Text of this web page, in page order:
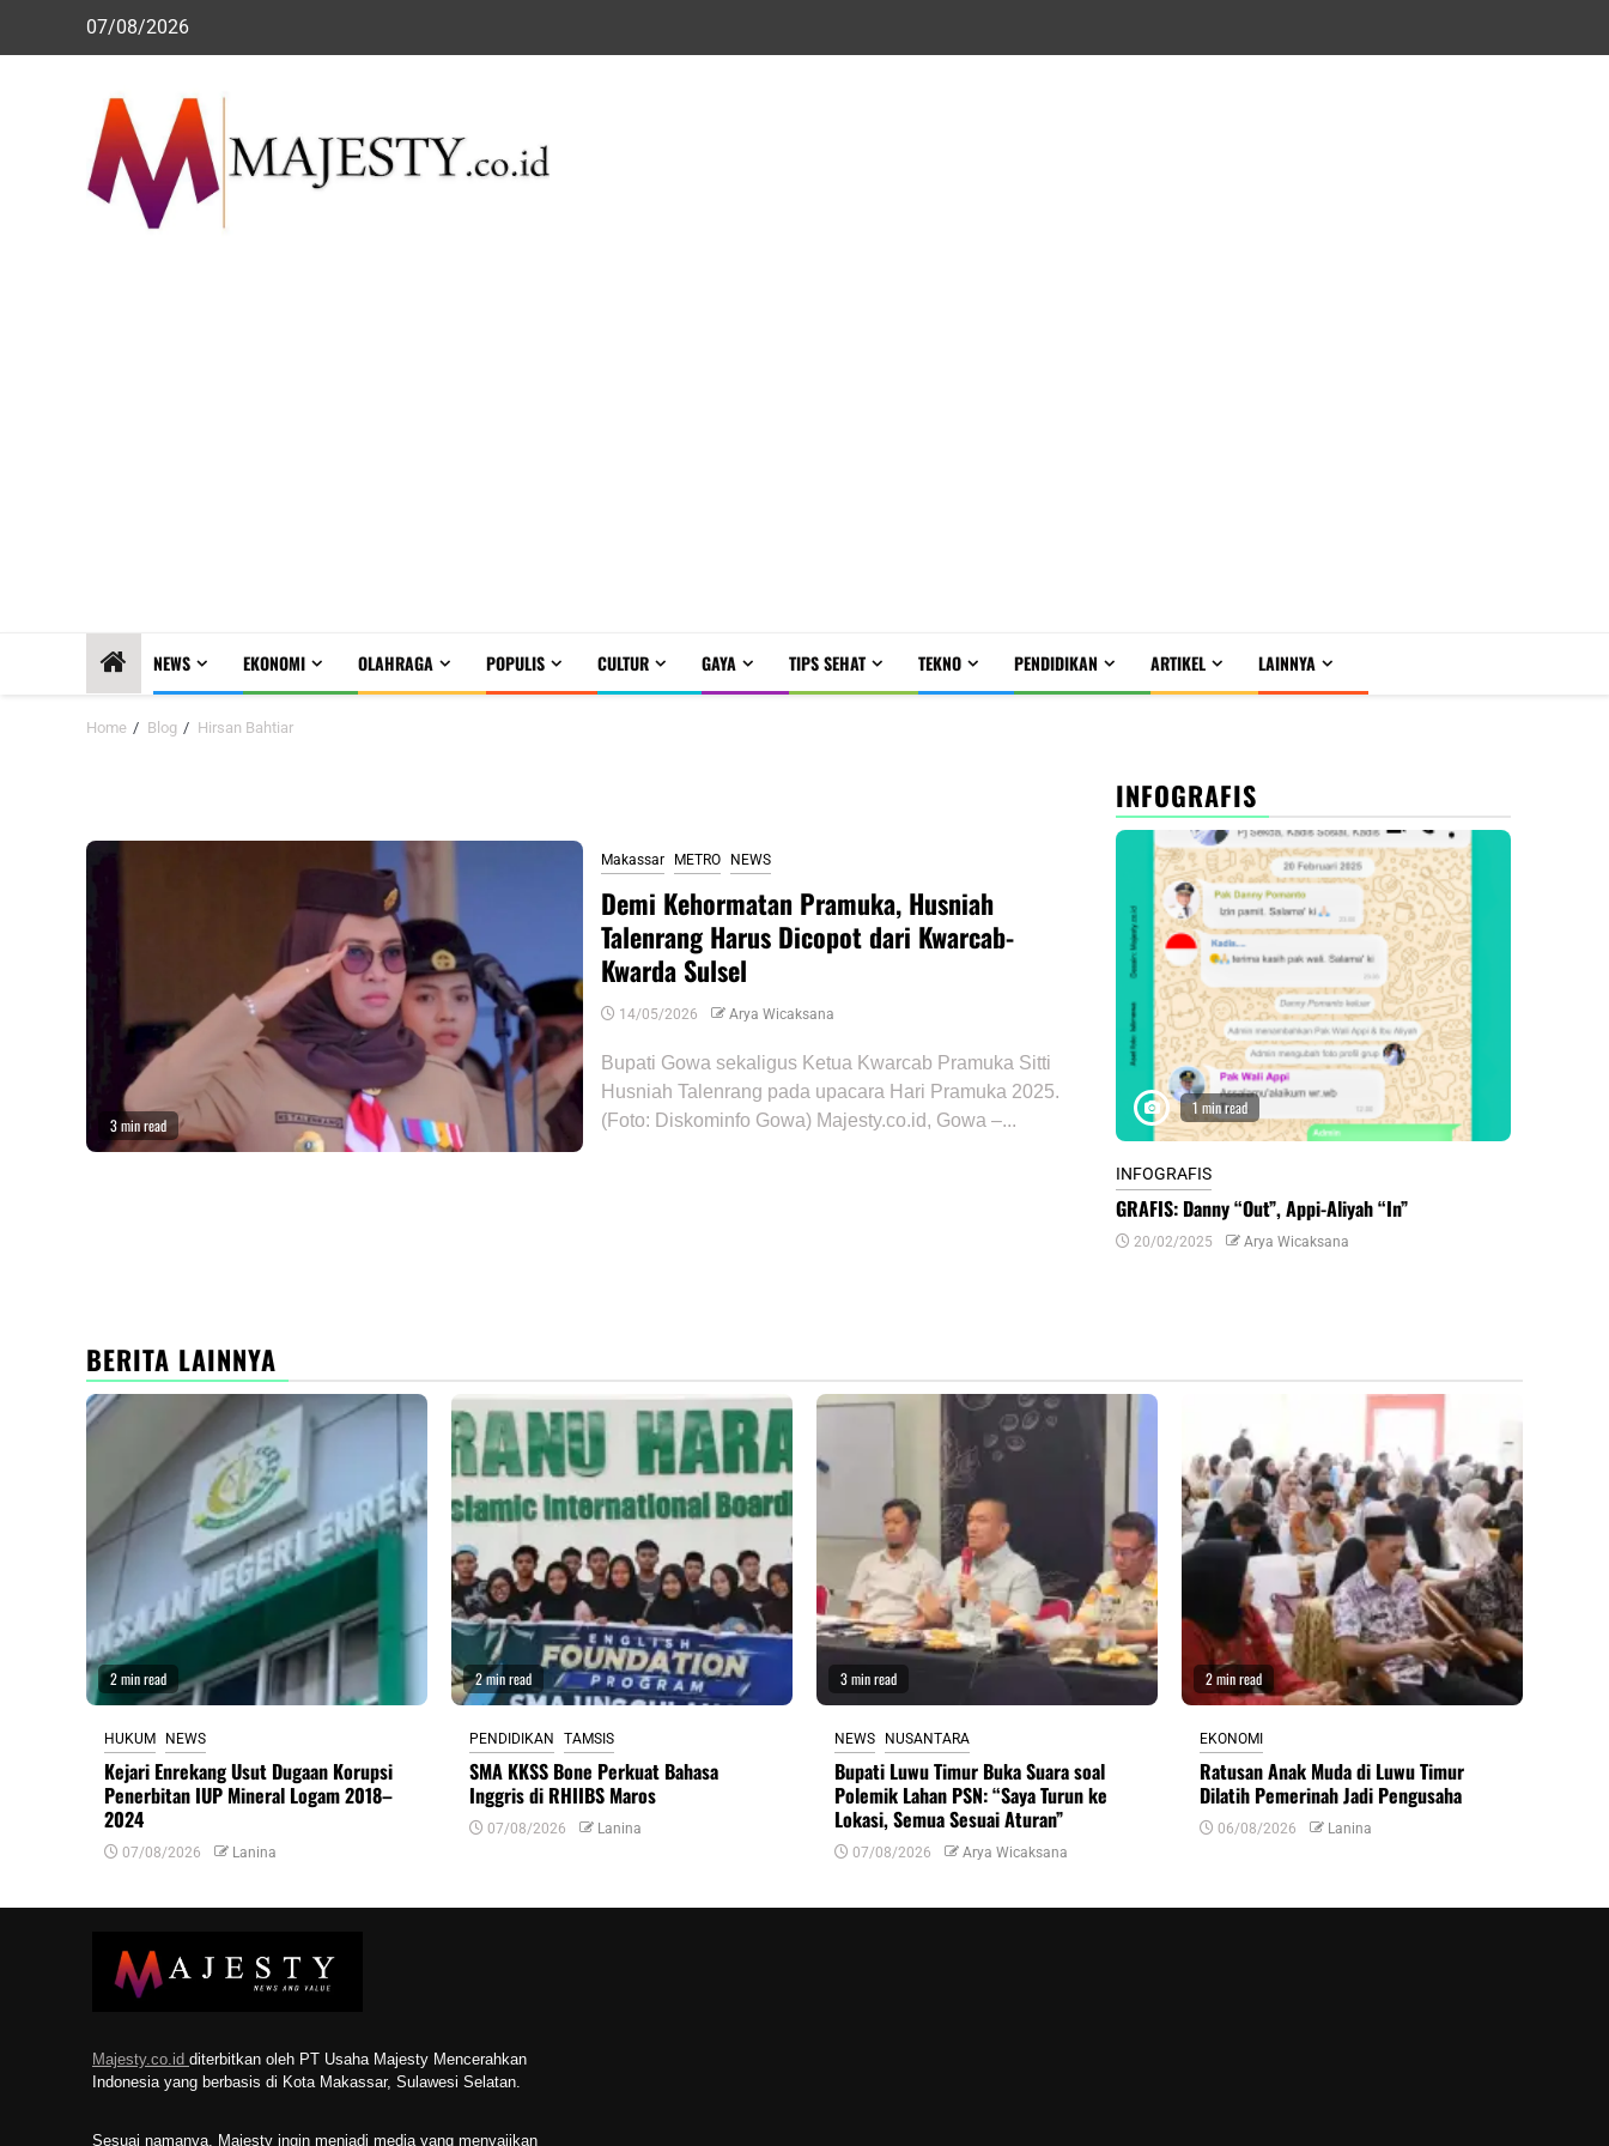
07/08/2026
NEWS EKONOMI OLAHRAGA POPULIS CULTUR GAYA TIPS SEHAT TEKNO PENDIDIKAN ARTIKEL LAINNYA
Home Blog Hirsan Bahtiar
3 min read
Makassar METRO NEWS
Demi Kehormatan Pramuka, Husniah
Talenrang Harus Dicopot dari Kwarcab-
Kwarda Sulsel
14/05/2026 Arya Wicaksana
Bupati Gowa sekaligus Ketua Kwarcab Pramuka Sitti
Husniah Talenrang pada upacara Hari Pramuka 2025.
(Foto: Diskominfo Gowa) Majesty.co.id, Gowa –...
INFOGRAFIS
1 min read
INFOGRAFIS
GRAFIS: Danny “Out”, Appi-Aliyah “In”
20/02/2025 Arya Wicaksana
BERITA LAINNYA
2 min read
HUKUM NEWS
Kejari Enrekang Usut Dugaan Korupsi
Penerbitan IUP Mineral Logam 2018–
2024
07/08/2026 Lanina
2 min read
PENDIDIKAN TAMSIS
SMA KKSS Bone Perkuat Bahasa
Inggris di RHIIBS Maros
07/08/2026 Lanina
3 min read
NEWS NUSANTARA
Bupati Luwu Timur Buka Suara soal
Polemik Lahan PSN: “Saya Turun ke
Lokasi, Semua Sesuai Aturan”
07/08/2026 Arya Wicaksana
2 min read
EKONOMI
Ratusan Anak Muda di Luwu Timur
Dilatih Pemerinah Jadi Pengusaha
06/08/2026 Lanina
Majesty.co.id diterbitkan oleh PT Usaha Majesty Mencerahkan
Indonesia yang berbasis di Kota Makassar, Sulawesi Selatan.
Sesuai namanya, Majesty ingin menjadi media yang menyajikan